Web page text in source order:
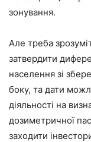
зонування.
Але треба
затвердити
населення зі
боку, та дати
діяльності на
дозиметричної
заходити